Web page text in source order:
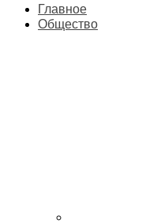
Главное
Общество